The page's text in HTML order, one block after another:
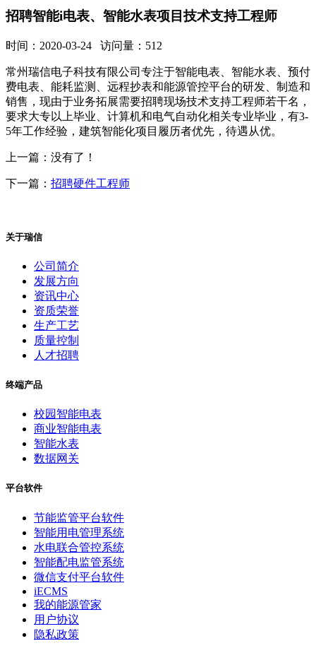
招聘智能i电表、智能水表项目技术支持工程师
时间：2020-03-24 访问量：512
常州瑞信电子科技有限公司专注于智能电表、智能水表、预付
费电表、能耗监测、远程抄表和能源管控平台的研发、制造和
销售，现由于业务拓展需要招聘现场技术支持工程师若干名，
要求大专以上毕业、计算机和电气自动化相关专业毕业，有3-
5年工作经验，建筑智能化项目履历者优先，待遇从优。
上一篇：没有了！
下一篇： 招聘硬件工程师
关于瑞信
公司简介
发展方向
资讯中心
资质荣誉
生产工艺
质量控制
人才招聘
终端产品
校园智能电表
商业智能电表
智能水表
数据网关
平台软件
节能监管平台软件
智能用电管理系统
水电联合管控系统
智能配电监管系统
微信支付平台软件
iECMS
我的能源管家
用户协议
隐私政策